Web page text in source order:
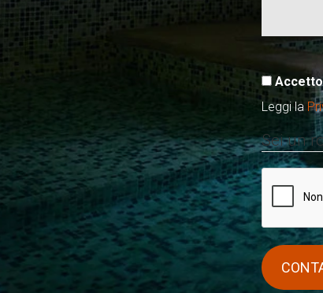
Leggi la
Sei un